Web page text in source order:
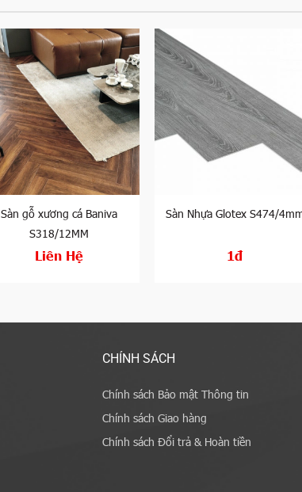
Sàn gỗ xương cá Baniva
S318/12MM
Liên Hệ
Sàn Nhựa Glotex S474/
1đ
CHÍNH SÁCH
Chính sách Bảo mật Thông tin
Chính sách Giao hàng
Chính sách Đổi trả & Hoàn tiền